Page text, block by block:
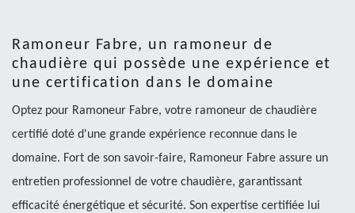
Ramoneur Fabre, un ramoneur de
chaudière qui possède une expérience et
une certification dans le domaine
Optez pour Ramoneur Fabre, votre ramoneur de chaudière
certifié doté d'une grande expérience reconnue dans le
domaine. Fort de son savoir-faire, Ramoneur Fabre assure un
entretien professionnel de votre chaudière, garantissant
efficacité énergétique et sécurité. Son expertise certifiée lui